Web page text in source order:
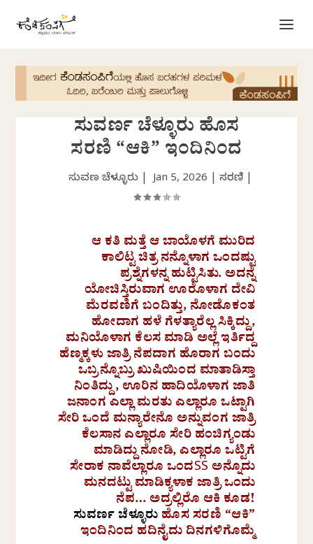
ಸುವರ್ಣ ಚೆಳ್ಳೂರು ಹೊಸ
ಸರಣಿ “ಆಕಿ” ಇಂದಿನಿಂದ
ಸುವರ್ಣ ಚೆಳ್ಳೂರು |Jan 5, 2026 ಸರಣಿ|
ಆ ಕತಿ ಮತ್ತೆ ಆ ಬಾಯೊಳಗೆ ಮುರಿದ
ಕಾಲಿಟ್ಟ ಚಿತ್ರ ನನ್ನೊಳಾಗ ಒಂದಷ್ಟು
ಪ್ರಶ್ನೆಗಳನ್ನ ಹುಟ್ಟಿಸಿತು. ಅದನ್ನೆ
ಯೋಚಿಸ್ತಿರುವಾಗ ಊರೊಳಾಗ ದೇವಿ
ಮೆರವಣಿಗೆ ಬಂದಿತ್ತು, ನೋಡೊಕಂತ
ಹೋದಾಗ ಹಳೆ ಗೆಳತ್ಯಾರೆಲ್ಲ ಸಿಕ್ಕಿದ್ದು,
ಮನಿಯೊಳಾಗ ಕೆಲಸ ಮಾಡಿ ಅಲ್ಲೆ ಇರ್ತಿದ್ದ
ಹೆಣ್ಮಕ್ಕಳು ಜಾತ್ರಿ ನೆಪದಾಗ ಹೊರಾಗ ಬಂದು
ಒಬ್ರನ್ನೊಬ್ರು ಖುಷಿಯಿಂದ ಮಾತಾಡಿಸ್ತಾ
ನಿಂತಿದ್ದು, ಊರಿನ ಹಾದಿಯೊಳಾಗ ಜಾತಿ
ಜನಾಂಗ ಎಲ್ಲಾ ಮರತು ಎಲ್ಲಾರೂ ಒಟ್ಟಾಗಿ
ಸೇರಿ ಒಂದೆ ಮನ್ಯಾರೇನೊ ಅನ್ನುವಂಗ ಜಾತ್ರಿ
ಕೆಲಸಾನ ಎಲ್ಲಾರೂ ಸೇರಿ ಹಂಚಿಗ್ಯಂಡು
ಮಾಡಿದ್ದು ನೋಡಿ, ಎಲ್ಲಾರೂ ಒಟ್ಟಿಗೆ
ಸೇರಾಕ ನಾವೆಲ್ಲಾರೂ ಒಂದSS ಅನ್ನೊದು
ಮನದಟ್ಟು ಮಾಡಿಕ್ಯಳಾಕ ಜಾತ್ರಿ ಒಂದು
ನೆಪ… ಅದ್ರಲ್ಲಿರೊ ಆಕಿ ಕೂಡ!
ಸುವರ್ಣ ಚೆಳ್ಳೂರು ಹೊಸ ಸರಣಿ “ಆಕಿ”
ಇಂದಿನಿಂದ ಹದಿನೈದು ದಿನಗಳಿಗೊಮ್ಮೆ